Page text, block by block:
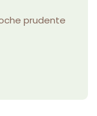
prudente